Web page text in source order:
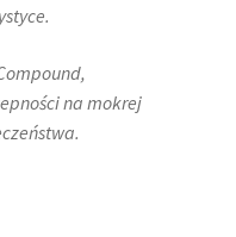
na mokrej